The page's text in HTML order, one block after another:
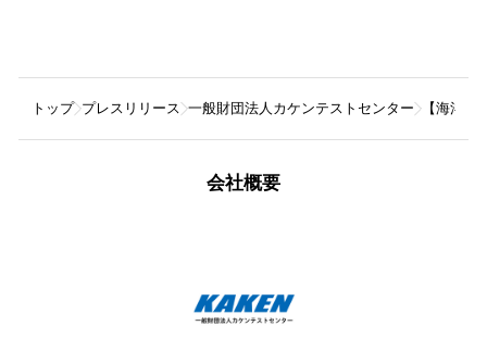
トップ プレスリリース 一般財団法人カケンテストセンター 【海洋
会社概要